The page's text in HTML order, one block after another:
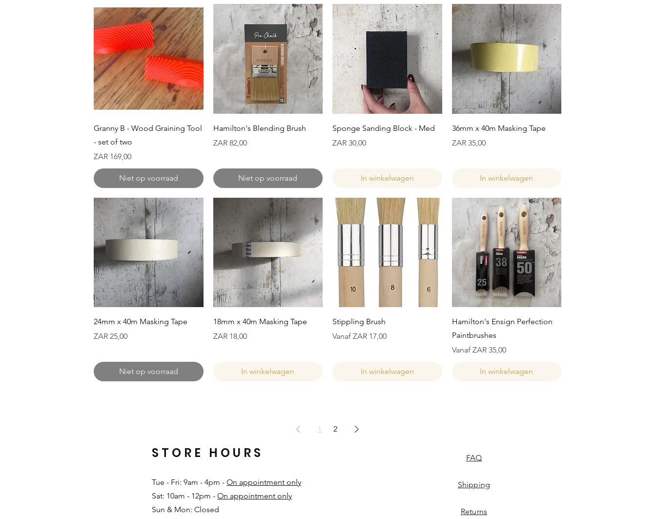
Snel overzicht
Granny B - Wood Graining Tool
- set of two
Prijs
ZAR 169,00
Niet op voorraad
Snel overzicht
Hamilton's Blending Brush
Prijs
ZAR 82,00
Niet op voorraad
Snel overzicht
Sponge Sanding Block - Med
Prijs
ZAR 30,00
In winkelwagen
Snel overzicht
36mm x 40m Masking Tape
Prijs
ZAR 35,00
In winkelwagen
Snel overzicht
24mm x 40m Masking Tape
Prijs
ZAR 25,00
Niet op voorraad
Snel overzicht
18mm x 40m Masking Tape
Prijs
ZAR 18,00
In winkelwagen
Snel overzicht
Stippling Brush
Vanaf ZAR 17,00
Verkoopprijs
In winkelwagen
Snel overzicht
Hamilton's Ensign Perfection
Paintbrushes
Vanaf ZAR 35,00
Verkoopprijs
In winkelwagen
1 2
Tue - Fri: 9am - 4pm - On appointment only
Sat: 10am - 12pm - On appointment only
Sun & Mon: Closed​
STORE HOURS FAQ
Shipping
Returns